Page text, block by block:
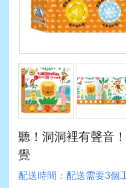
聽！洞洞裡有聲音
覺
配送時間： 配送需要3個